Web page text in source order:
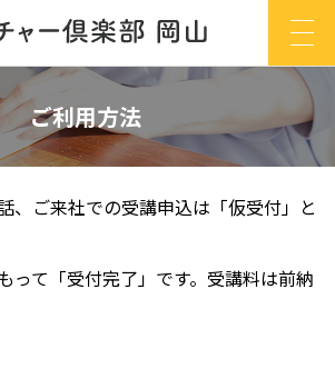
ご利用方法
、ご来社での受講申込は「仮受付」と
って「受付完了」です。受講料は前納